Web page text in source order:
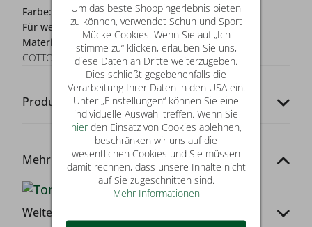
Farbe:
blau
Für wen?:
Damen
Materialzusammensetzung: 100% REGENERATIVE
COTTON
Produkt-Codes
Mehr von dieser Marke
Weitere Infos
Um das beste Shoppingerlebnis bieten
zu können, verwendet Schuh und Sport
Mücke Cookies. Wenn Sie auf „Ich
stimme zu“ klicken, erlauben Sie uns,
diese Daten an Dritte weiterzugeben.
Dies schließt gegebenenfalls die
Verarbeitung Ihrer Daten in den USA ein.
Unter „Einstellungen“ können Sie eine
individuelle Auswahl treffen. Wenn Sie
hierden Einsatz von Cookies ablehnen,
beschränken wir uns auf die
wesentlichen Cookies und Sie müssen
damit rechnen, dass unsere Inhalte nicht
auf Sie zugeschnitten sind.
Mehr Informationen